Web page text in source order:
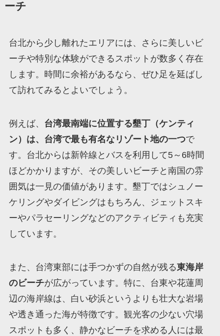
ーチ
台北から少し離れたエリアには、さらに美しいビ
ーチや特別な体験ができるスポットが数多く存在
します。時間に余裕があるなら、ぜひ足を延ばし
て訪れてみるとよいでしょう。
例えば、 台湾最南端に位置する墾丁（ケンティ
ン）は、台湾で最も有名なリゾート地の一つで
す。台北からは新幹線とバスを利用して5～6時間
ほどかかりますが、その美しいビーチと南国の雰
囲気は一見の価値があります。墾丁ではシュノー
ケリングやダイビングはもちろん、ジェットスキ
ーやパラセーリングなどのアクティビティも充実
しています。
また、台湾東部には手つかずの自然が残る東海岸
のビーチが広がっています。特に、台東や花蓮周
辺の海岸線は、白い砂浜というよりも壮大な岩場
や透き通った海が特徴です。観光客の少ない穴場
スポットも多く、静かなビーチを求める人には最